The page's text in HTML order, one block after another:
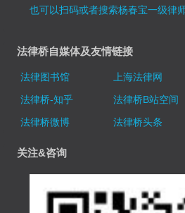
也可以扫码或者搜索杨春宝一级律
法律桥自媒体及友情链接
法律图书馆 上海法律网
法律桥-知乎
法律桥B站空间
法律桥微博
法律桥头条
关注&咨询